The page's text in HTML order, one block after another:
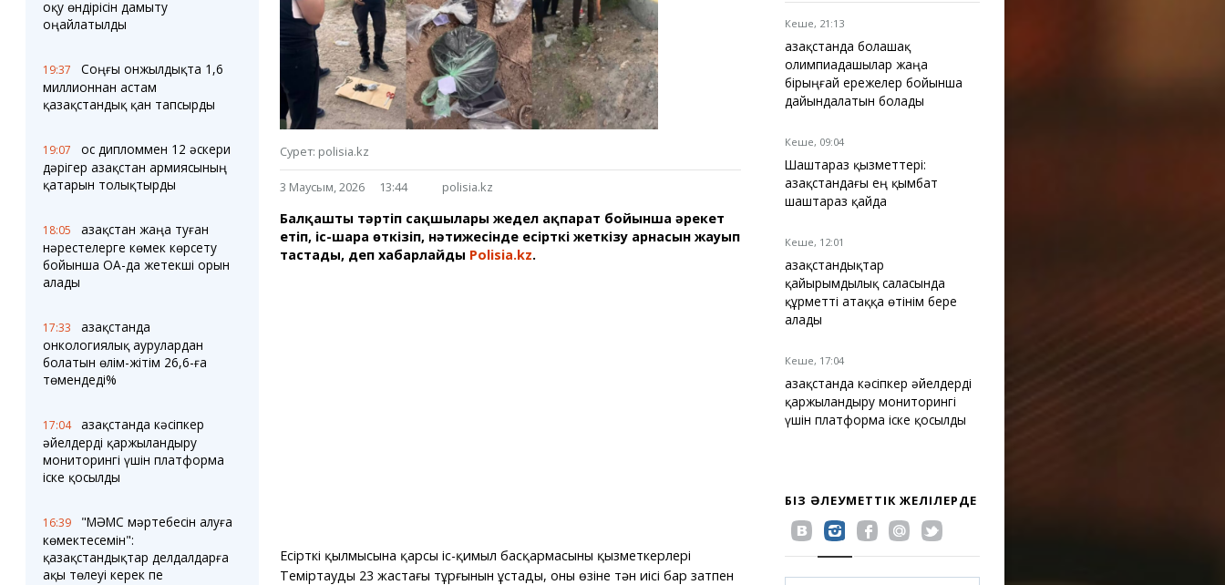
Соққылар
Аптаның коллажы
Ешкин жұлдыз
жорамалы
Тығындар
Қарағанды Картасы
Ұйымдар
Менің учаскелік
Жолдарды жабу
Теміртау
Балқаш
Жезқазған
Медиа
Фото
Timelapse
Қызметтер
Аудармашы
КӨЛІК КЕСТЕСІ
Автобус аялдамалары
Төтенше жағдайлар
қызметі
Компаниялар каталогы
оқу өндірісін дамыту
оңайлатылды
19:37
Соңғы онжылдықта 1,6
миллионнан астам
қазақстандық қан тапсырды
19:07
Қос дипломмен 12 әскери
дәрігер Қазақстан армиясының
қатарын толықтырды
18:05
Қазақстан жаңа туған
нәрестелерге көмек көрсету
бойынша ОА-да жетекші орын
алады
17:33
Қазақстанда
онкологиялық аурулардан
болатын өлім-жітім 26,6-ға
төмендеді%
17:04
Қазақстанда кәсіпкер
әйелдерді қаржыландыру
мониторингі үшін платформа
іске қосылды
16:39
"МӘМС мәртебесін алуға
көмектесемін":
қазақстандықтар делдалдарға
ақы төлеуі керек пе
Сурет: polisia.kz
3 Маусым, 2026 13:44 polisia.kz
Балқаштың тәртіп сақшылары жедел ақпарат бойынша әрекет
етіп, іс-шара өткізіп, нәтижесінде есірткі жеткізу арнасын жауып
тастады, деп хабарлайды Polisia.kz.
Есірткі қылмысына қарсы іс-қимыл басқармасының қызметкерлері
Теміртаудың 23 жастағы тұрғынын ұстады, оның өзіне тән иісі бар затпен
Кеше, 21:13
Қазақстанда болашақ
олимпиадашылар жаңа
бірыңғай ережелер бойынша
дайындалатын болады
Кеше, 09:04
Шаштараз қызметтері:
Қазақстандағы ең қымбат
шаштараз қайда
Кеше, 12:01
Қазақстандықтар
қайырымдылық саласында
құрметті атаққа өтінім бере
алады
Кеше, 17:04
Қазақстанда кәсіпкер әйелдерді
қаржыландыру мониторингі
үшін платформа іске қосылды
БІЗ ӘЛЕУМЕТТІК ЖЕЛІЛЕРДЕ